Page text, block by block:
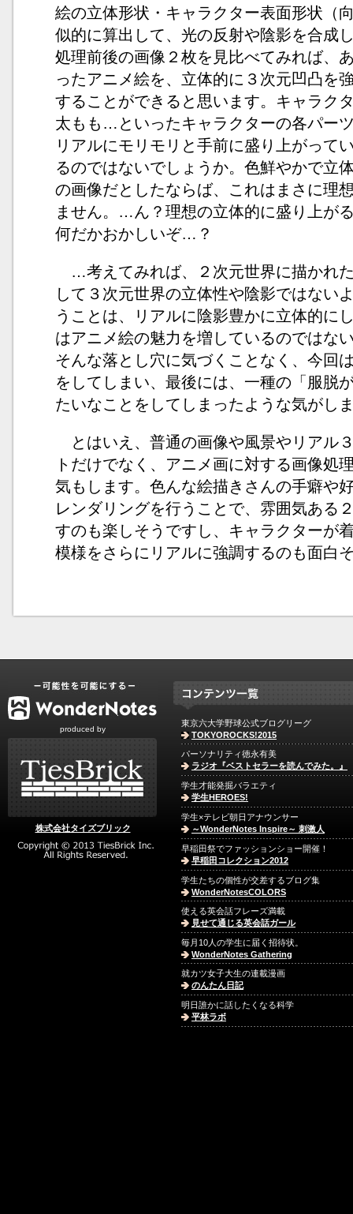
絵の立体形状・キャラクター表面形状（
似的に算出して、光の反射や陰影を合成
処理前後の画像２枚を見比べてみれば、
ったアニメ絵を、立体的に３次元凹凸を
することができると思います。キャラク
太もも…といったキャラクターの各パー
リアルにモリモリと手前に盛り上がって
るのではないでしょうか。色鮮やかで立
の画像だとしたならば、これはまさに理
ません。…ん？理想の立体的に盛り上
何だかおかしいぞ…？
…考えてみれば、２次元世界に描かれ
して３次元世界の立体性や陰影ではない
うことは、リアルに陰影豊かに立体的に
はアニメ絵の魅力を増しているのではな
そんな落とし穴に気づくことなく、今回
をしてしまい、最後には、一種の「服脱
たいなことをしてしまったような気がし
とはいえ、普通の画像や風景やリアル
トだけでなく、アニメ画に対する画像処
気もします。色んな絵描きさんの手癖や
レンダリングを行うことで、雰囲気ある
すのも楽しそうですし、キャラクターが
模様をさらにリアルに強調するのも面白
produced by
株式会社タイズブリック
東京六大学野球公式ブログリーグ
TOKYOROCKS!2015
パーソナリティ徳永有美
ラジオ『ベストセラーを読んでみた。』
学生才能発掘バラエティ
学生HEROES!
学生×テレビ朝日アナウンサー
～WonderNotes Inspire～ 刺激人
早稲田祭でファッションショー開催！
早稲田コレクション2012
学生たちの個性が交差するブログ集
WonderNotesCOLORS
使える英会話フレーズ満載
見せて通じる英会話ガール
毎月10人の学生に届く招待状。
WonderNotes Gathering
就カツ女子大生の連載漫画
のんたん日記
明日誰かに話したくなる科学
平林ラボ